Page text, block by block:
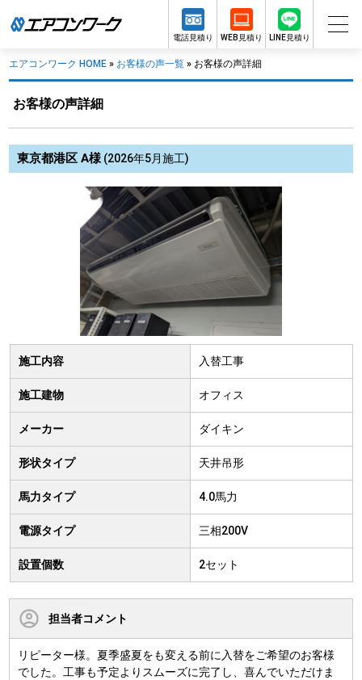
電話見積り WEB見積り LINE見積り
エアコンワーク HOME » お客様の声一覧 » お客様の声詳細
お客様の声詳細
東京都港区 A様(2026年5月施工)
施工内容 入替工事
施工建物 オフィス
メーカー ダイキン
形状タイプ 天井吊形
馬力タイプ 4.0馬力
電源タイプ 三相200V
設置個数 2セット
担当者コメント
リピーター様。夏季盛夏をも変える前に入替をご希望のお客様
でした。工事も予定よりスムーズに完了し、喜んでいただけま